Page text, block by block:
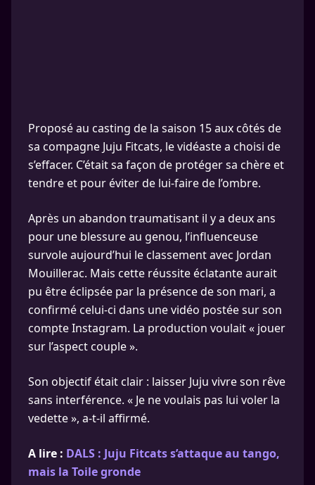
Proposé au casting de la saison 15 aux côtés de
sa compagne Juju Fitcats, le vidéaste a choisi de
s’effacer. C’était sa façon de protéger sa chère et
tendre et pour éviter de lui-faire de l’ombre.
Après un abandon traumatisant il y a deux ans
pour une blessure au genou, l’influenceuse
survole aujourd’hui le classement avec Jordan
Mouillerac. Mais cette réussite éclatante aurait
pu être éclipsée par la présence de son mari, a
confirmé celui-ci dans une vidéo postée sur son
compte Instagram. La production voulait « jouer
sur l’aspect couple ».
Son objectif était clair : laisser Juju vivre son rêve
sans interférence. « Je ne voulais pas lui voler la
vedette », a-t-il affirmé.
A lire : DALS : Juju Fitcats s’attaque au tango,
mais la Toile gronde